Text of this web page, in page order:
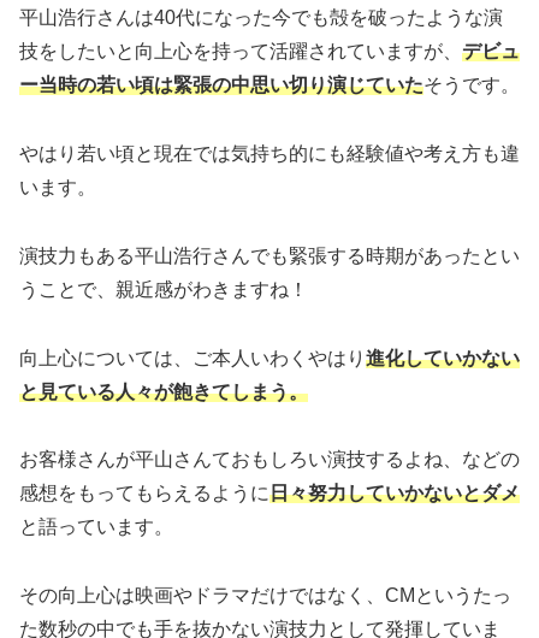
平山浩行さんは40代になった今でも殻を破ったような演
技をしたいと向上心を持って活躍されていますが、 デビュ
ー当時の若い頃は緊張の中思い切り演じていたそうです。
やはり若い頃と現在では気持ち的にも経験値や考え方も違
います。
演技力もある平山浩行さんでも緊張する時期があったとい
うことで、親近感がわきますね！
向上心については、ご本人いわくやはり 進化していかない
と見ている人々が飽きてしまう。
お客様さんが平山さんておもしろい演技するよね、などの
感想をもってもらえるように日々努力していかないとダメ
と語っています。
その向上心は映画やドラマだけではなく、CMというたっ
た数秒の中でも手を抜かない演技力として発揮していま